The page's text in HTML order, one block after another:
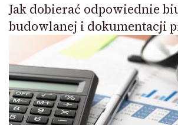
Jak dobierać odpowiednie
budowlanej i dokumentacji